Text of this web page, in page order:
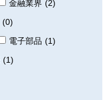
金融業界 (2)
(0)
電子部品 (1)
(1)